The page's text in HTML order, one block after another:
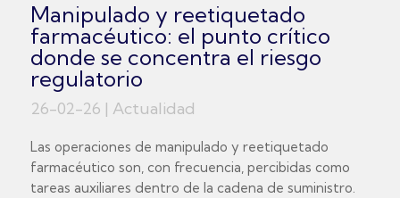
Manipulado y reetiquetado
farmacéutico: el punto crítico
donde se concentra el riesgo
regulatorio
26-02-26 | Actualidad
Las operaciones de manipulado y reetiquetado
farmacéutico son, con frecuencia, percibidas como
tareas auxiliares dentro de la cadena de suministro.